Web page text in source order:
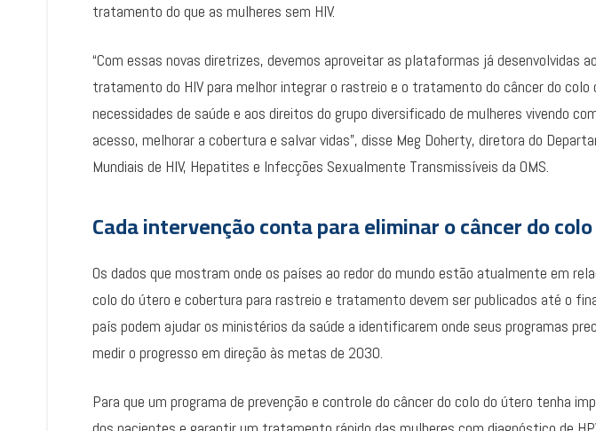
tratamento do que as mulheres sem HIV.
“Com essas novas diretrizes, devemos aproveitar as plataformas já desenvolvidas
tratamento do HIV para melhor integrar o rastreio e o tratamento do câncer do colo
necessidades de saúde e aos direitos do grupo diversificado de mulheres vivendo
acesso, melhorar a cobertura e salvar vidas”, disse Meg Doherty, diretora do
Mundiais de HIV, Hepatites e Infecções Sexualmente Transmissíveis da OMS.
Cada intervenção conta para eliminar o câncer do
Os dados que mostram onde os países ao redor do mundo estão atualmente em
colo do útero e cobertura para rastreio e tratamento devem ser publicados até o
país podem ajudar os ministérios da saúde a identificarem onde seus programas
medir o progresso em direção às metas de 2030.
Para que um programa de prevenção e controle do câncer do colo do útero tenha